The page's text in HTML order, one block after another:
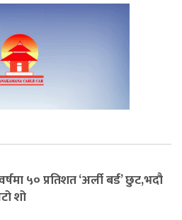
५० प्रतिशत ‘अर्ली बर्ड’ छुट,भदौ
शो